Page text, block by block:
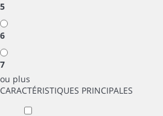
5
6
7
ou plus
CARACTÉRISTIQUES PRINCIPALES